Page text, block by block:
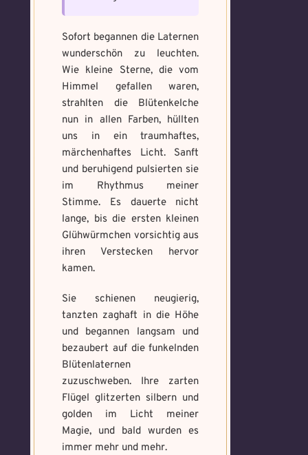
Sofort begannen die Laternen
wunderschön zu leuchten.
Wie kleine Sterne, die vom
Himmel gefallen waren,
strahlten die Blütenkelche
nun in allen Farben, hüllten
uns in ein traumhaftes,
märchenhaftes Licht. Sanft
und beruhigend pulsierten sie
im Rhythmus meiner
Stimme. Es dauerte nicht
lange, bis die ersten kleinen
Glühwürmchen vorsichtig aus
ihren Verstecken hervor
kamen.
Sie schienen neugierig,
tanzten zaghaft in die Höhe
und begannen langsam und
bezaubert auf die funkelnden
Blütenlaternen
zuzuschweben. Ihre zarten
Flügel glitzerten silbern und
golden im Licht meiner
Magie, und bald wurden es
immer mehr und mehr.